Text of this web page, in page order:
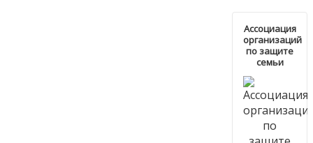
Ассоциация
организаций
по защите
семьи